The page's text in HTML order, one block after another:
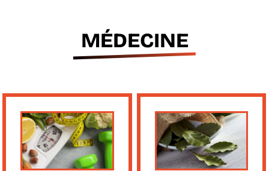
MÉDECINE